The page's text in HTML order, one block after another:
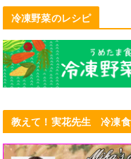
冷凍野菜のレシピ
教えて！実花先生 冷凍